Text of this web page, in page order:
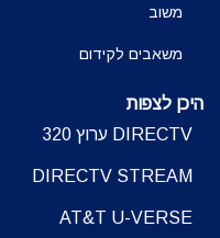
משוב
משאבים לקידום
היכן לצפות
DIRECTV ערוץ 320
DIRECTV STREAM
AT&T U-VERSE